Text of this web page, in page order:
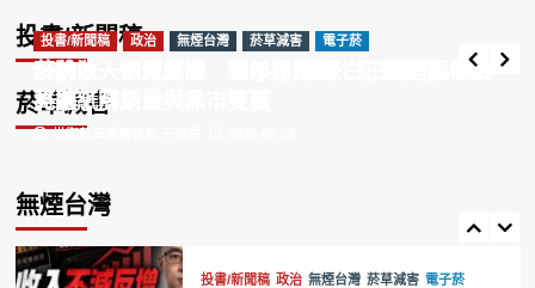
投書/新聞稿
人意見聽了嗎？
世衛菸草減害專家 王郁揚 2026-08-08
菸草減害
投書/新聞稿 政治 菸草減害
菸防法一個月闖關 鍾年晃質疑：利害關係人意
見聽了嗎？
世衛菸草減害專家 王郁揚
投書/新聞稿 政治 無煙台灣 菸草減害 電子菸
菸稅收入不減反增 王郁揚:藍綠白三黨錯誤修法
將讓紙菸銷量與黑市雙贏
世衛菸草減害專家 王郁揚
無煙台灣
台灣禁菸聯盟籲效仿英國推動無煙世代
5
投書/新聞稿 政治 無煙台灣 菸草減害 電子菸